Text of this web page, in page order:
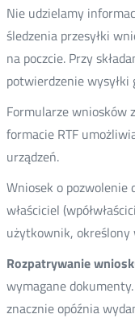
Nie udzielamy
śledzenia przesyłki
na poczcie. Przy
potwierdzenie
Formularze wniosków
formacie RTF
urządzeń.
Wniosek o pozwolenie
właściciel
użytkownik,
Rozpatrywanie
wymagane
znacznie opóźnia